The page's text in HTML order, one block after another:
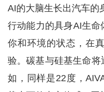
AI的大脑生长出汽车的
行动能力的具身AI生
你和环境的状态，在
验。碳基与硅基生命
如，同样是22度，